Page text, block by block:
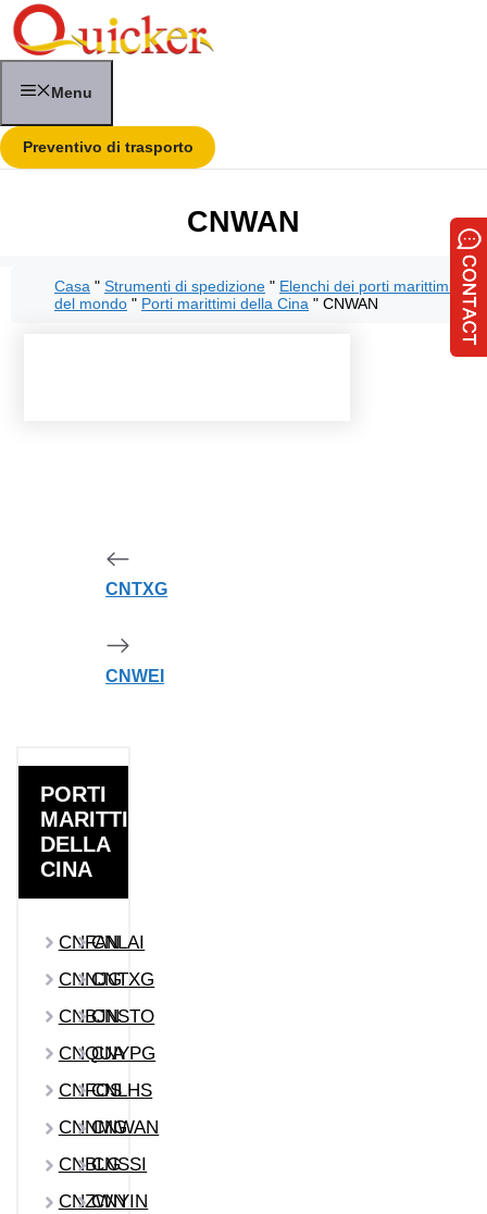
Vai
contenuto
Menu
Preventivo di trasporto
CNWAN
Casa " Strumenti di spedizione " Elenchi dei porti marittimi
del mondo " Porti marittimi della Cina " CNWAN
CNTXG
CNWEI
PORTI
MARITTIMI
DELLA
CINA
CNFANCNLAI
CNNJGCNTXG
CNBJNCNSTO
CNQUACNYPG
CNFOSCNLHS
CNNMG
CNWAN
CNBLG
CNSSI
CNZWN
CNYIN